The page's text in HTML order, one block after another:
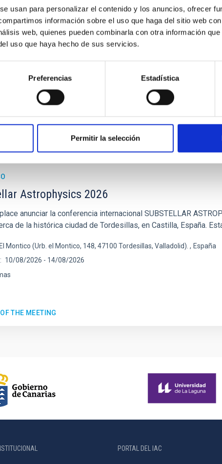
usan para personalizar el contenido y los anuncios, ofrecer
información sobre el uso que haga del sitio web
web, quienes pueden combinarla con otra información
uso que haya hecho de sus servicios.
Preferencias Estadística
Permitir la selección
MultiDark
es una Red Española de Investigación que reúne a grupos
y cosmólogos de 15 universidades y centros de
de actos" del "Museo de las Ciencias y el Cosmos" en San Cristóbal
17/06/2026-19/06/2026
Astrophysics 2026
anunciar la conferencia internacional SUBSTELLAR
de la histórica ciudad de Tordesillas, en Castilla, España.
Montico (Urb. el Montico, 148, 47100 Tordesillas, Valladolid).
España
10/08/2026 - 14/08/2026
THE MEETING
PORTAL DEL IAC